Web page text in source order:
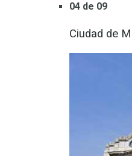
04 de 09
Ciudad de